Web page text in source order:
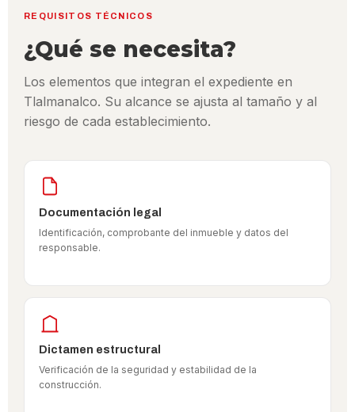
REQUISITOS TÉCNICOS
¿Qué se necesita?
Los elementos que integran el expediente en
Tlalmanalco. Su alcance se ajusta al tamaño y al
riesgo de cada establecimiento.
Documentación legal
Identificación, comprobante del inmueble y datos del
responsable.
Dictamen estructural
Verificación de la seguridad y estabilidad de la
construcción.